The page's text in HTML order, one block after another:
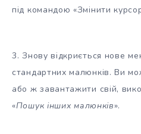
під командою «Змінити
3. Знову відкриється нове
стандартних малюнків. Ви
або ж завантажити свій,
«Пошук інших малюнків».